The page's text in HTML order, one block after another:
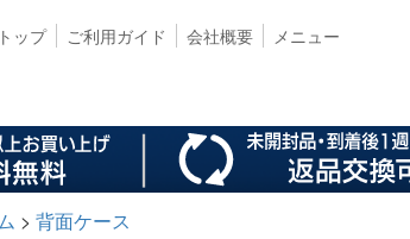
トップ ご利用ガイド 会社概要 メニュー
背面ケース